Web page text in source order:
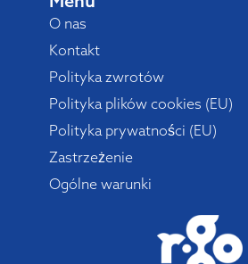
O nas
Kontakt
Polityka zwrotów
Polityka plików cookies (EU)
Polityka prywatności (EU)
Zastrzeżenie
Ogólne warunki